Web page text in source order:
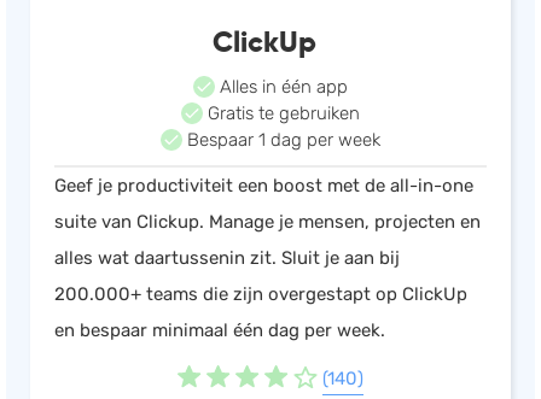
ClickUp
Alles in één app
Gratis te gebruiken
Bespaar 1 dag per week
Geef je productiviteit een boost met de all-in-one
suite van Clickup. Manage je mensen, projecten en
alles wat daartussenin zit. Sluit je aan bij
200.000+ teams die zijn overgestapt op ClickUp
en bespaar minimaal één dag per week.
(140)